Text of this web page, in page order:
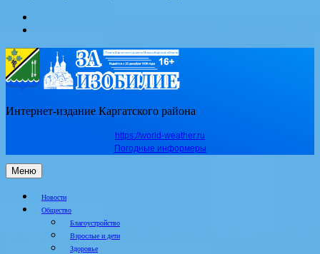
Интернет-издание Каргатского района
https://world-weather.ru
Погодные информеры
Меню
Новости
Общество
Благоустройство
Взрослые и дети
Здоровье